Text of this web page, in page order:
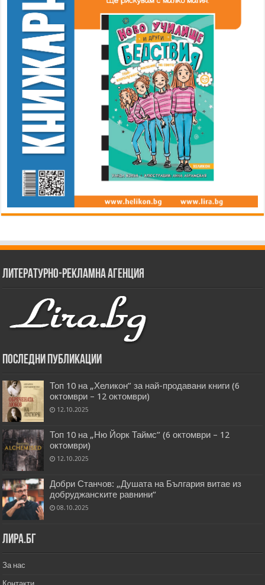
Литературно-рекламна агенция
Последни публикации
Топ 10 на „Хеликон” за най-продавани книги (6
октомври – 12 октомври)
12.10.2025
Топ 10 на „Ню Йорк Таймс” (6 октомври – 12
октомври)
12.10.2025
Добри Станчов: „Душата на България витае из
добруджанските равнини“
08.10.2025
Лира.бг
За нас